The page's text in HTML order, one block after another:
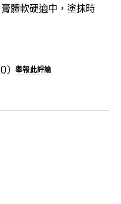
體軟硬適中，塗抹時
0 舉報此評論